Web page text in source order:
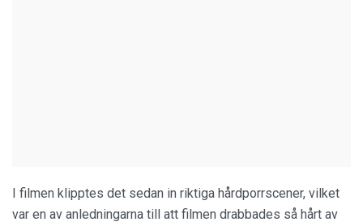
I filmen klipptes det sedan in riktiga hårdporrscener, vilket
var en av anledningarna till att filmen drabbades så hårt av